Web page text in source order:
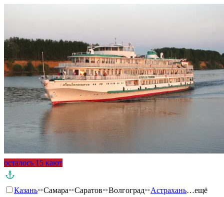
осталось 15 кают
Казань Самара Саратов Волгоград Астрахань…ещё